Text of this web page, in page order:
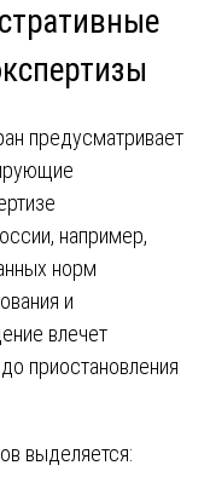
предусматривает
например,
норм
и
влечет
приостановления
выделяется: